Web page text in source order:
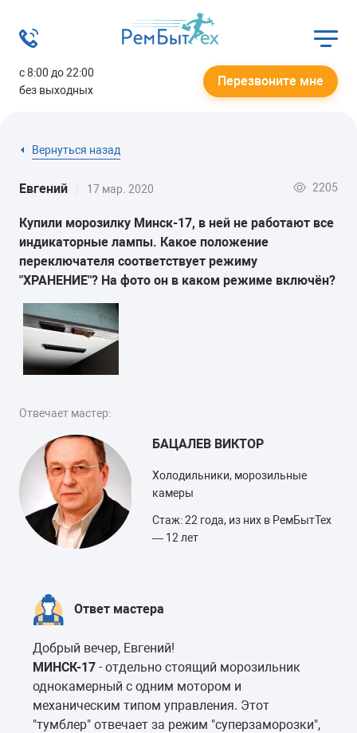
с 8:00 до 22:00
без выходных
Перезвоните мне
Вернуться назад
Евгений 17 мар. 2020 2205
Купили морозилку Минск-17, в ней не работают все
индикаторные лампы. Какое положение
переключателя соответствует режиму
"ХРАНЕНИЕ"? На фото он в каком режиме включён?
Отвечает мастер:
БАЦАЛЕВ ВИКТОР
Холодильники, морозильные
камеры
Стаж: 22 года, из них в РемБытТех
— 12 лет
Ответ мастера
Добрый вечер, Евгений!
МИНСК-17 - отдельно стоящий морозильник
однокамерный с одним мотором и
механическим типом управления. Этот
"тумблер" отвечает за режим "суперзаморозки",